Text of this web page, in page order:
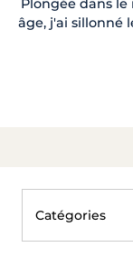
Plongée dans
âge, j'ai sillonné